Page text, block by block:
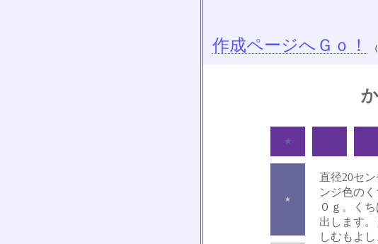
作成ページへＧｏ！
★
★
直径20セ
ンジ色の
０ｇ。く
出します
しむもよ